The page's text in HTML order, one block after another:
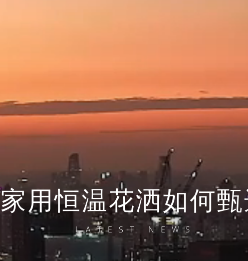
家用恒温花洒如何
LATEST NEWS